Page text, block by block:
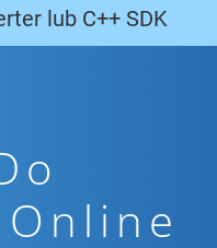
lub C++ SDK